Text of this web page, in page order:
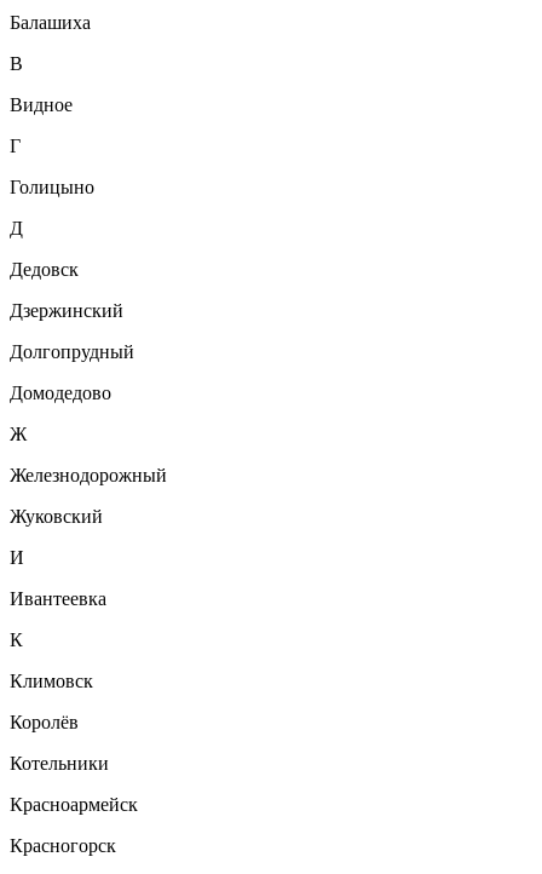
Балашиха
В
Видное
Г
Голицыно
Д
Дедовск
Дзержинский
Долгопрудный
Домодедово
Ж
Железнодорожный
Жуковский
И
Ивантеевка
К
Климовск
Королёв
Котельники
Красноармейск
Красногорск